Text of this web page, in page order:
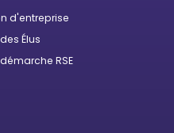
d'entreprise
Élus
RSE